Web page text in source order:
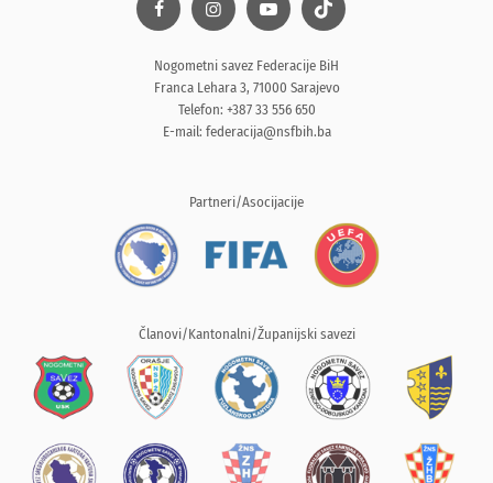
Nogometni savez Federacije BiH
Franca Lehara 3, 71000 Sarajevo
Telefon: +387 33 556 650
E-mail: federacija@nsfbih.ba
Partneri/Asocijacije
Članovi/Kantonalni/Županijski savezi